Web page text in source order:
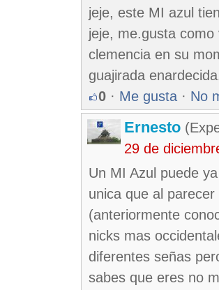
jeje, este MI azul
jeje, me.gusta
clemencia en su
guajirada
0 · Me gusta · No
Ernesto
29 de
Un MI Azul puede
unica que al
(anteriormente
nicks mas
diferentes señas
sabes que eres no